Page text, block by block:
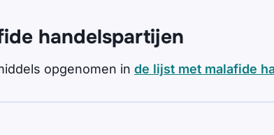
handelspartijen
opgenomen in de lijst met malafide